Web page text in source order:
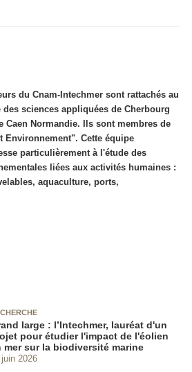
du Cnam-Intechmer sont rattachés au
sciences appliquées de Cherbourg
Caen Normandie. Ils sont membres de
Environnement". Cette équipe
particulièrement à l'étude des
liées aux activités humaines :
aquaculture, ports,
large : l’Intechmer, lauréat d'un
pour étudier l'impact de l'éolien
mer sur la biodiversité marine
juin 2026